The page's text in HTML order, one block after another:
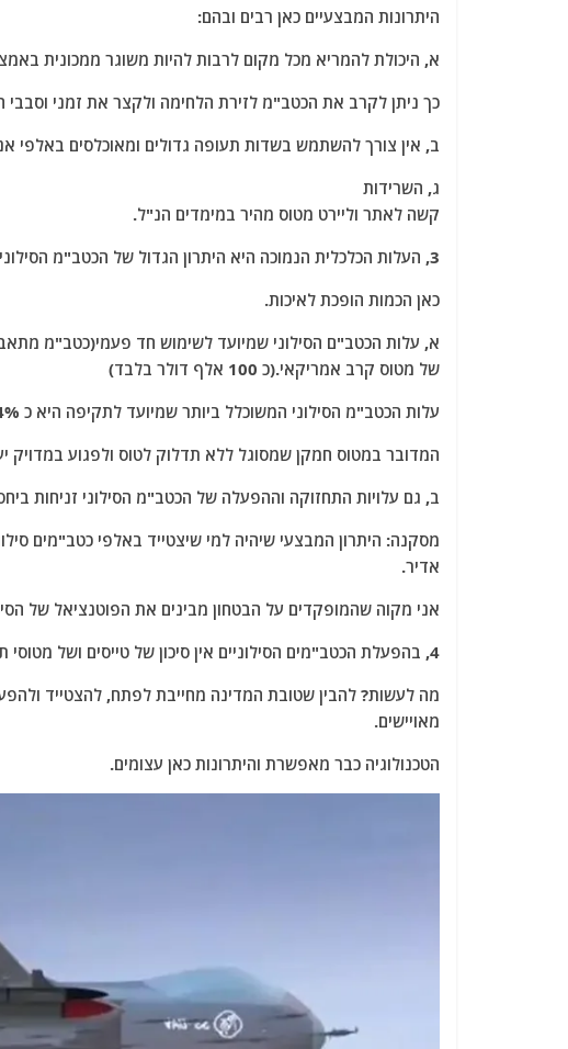
היתרונות המבצעיים כאן רבים ובהם:
א, היכולת להמריא מכל מקום לרבות להיות משוגר ממכונית
כך ניתן לקרב את הכטב"מ לזירת הלחימה ולקצר את זמני וסבבי
ב, אין צורך להשתמש בשדות תעופה גדולים ומאוכלסים באלפי
ג, השרידות
קשה לאתר וליירט מטוס מהיר במימדים הנ"ל.
3, העלות הכלכלית הנמוכה היא היתרון הגדול של הכטב"מ הסילוני.
כאן הכמות הופכת לאיכות.
של מטוס קרב אמריקאי.(כ 100 אלף דולר בלבד)
עלות הכטב"מ הסילוני המשוכלל ביותר שמיועד לתקיפה היא כ 4% בלבד מעלות מטוס קרב אמריקאי( כ 4 מליון דולר בלבד).
המדובר במטוס חמקן שמסוגל ללא תדלוק לטוס ולפגוע במדויק יעדים במרחק של
ב, גם עלויות התחזוקה וההפעלה של הכטב"מ הסילוני זניחות
מסקנה: היתרון המבצעי שיהיה למי שיצטייד באלפי כטב"מים
אדיר.
אני מקוה שהמופקדים על הבטחון מבינים את הפוטנציאל של
4, בהפעלת הכטב"מים הסילוניים אין סיכון של טייסים ושל מטוסי תדלוק ענקיים.
מה לעשות? להבין שטובת המדינה מחייבת לפתח, להצטייד
מאויישים.
הטכנולוגיה כבר מאפשרת והיתרונות כאן עצומים.